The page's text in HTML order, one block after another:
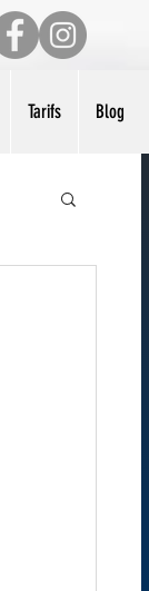
Tarifs Blog